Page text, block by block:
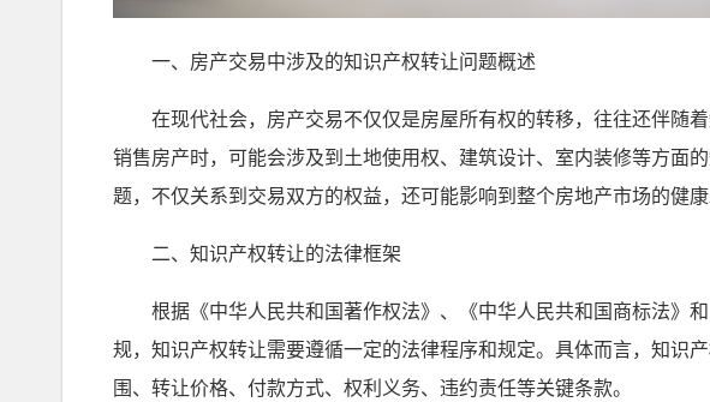
一、房产交易中涉及的知识产权转让问题概述
在现代社会，房产交易不仅仅是房屋所有权的转移，往往还伴随
销售房产时，可能会涉及到土地使用权、建筑设计、室内装修等方面
题，不仅关系到交易双方的权益，还可能影响到整个房地产市场的健康
二、知识产权转让的法律框架
根据《中华人民共和国著作权法》、《中华人民共和国商标法》
规，知识产权转让需要遵循一定的法律程序和规定。具体而言，知识
围、转让价格、付款方式、权利义务、违约责任等关键条款。